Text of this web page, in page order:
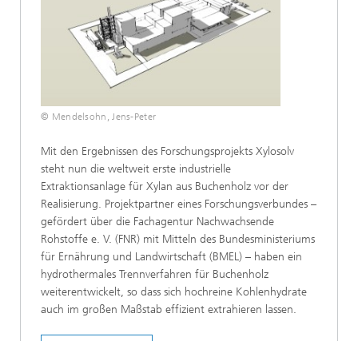
© Mendelsohn, Jens-Peter
Mit den Ergebnissen des Forschungsprojekts Xylosolv
steht nun die weltweit erste industrielle
Extraktionsanlage für Xylan aus Buchenholz vor der
Realisierung. Projektpartner eines Forschungsverbundes –
gefördert über die Fachagentur Nachwachsende
Rohstoffe e. V. (FNR) mit Mitteln des Bundesministeriums
für Ernährung und Landwirtschaft (BMEL) – haben ein
hydrothermales Trennverfahren für Buchenholz
weiterentwickelt, so dass sich hochreine Kohlenhydrate
auch im großen Maßstab effizient extrahieren lassen.